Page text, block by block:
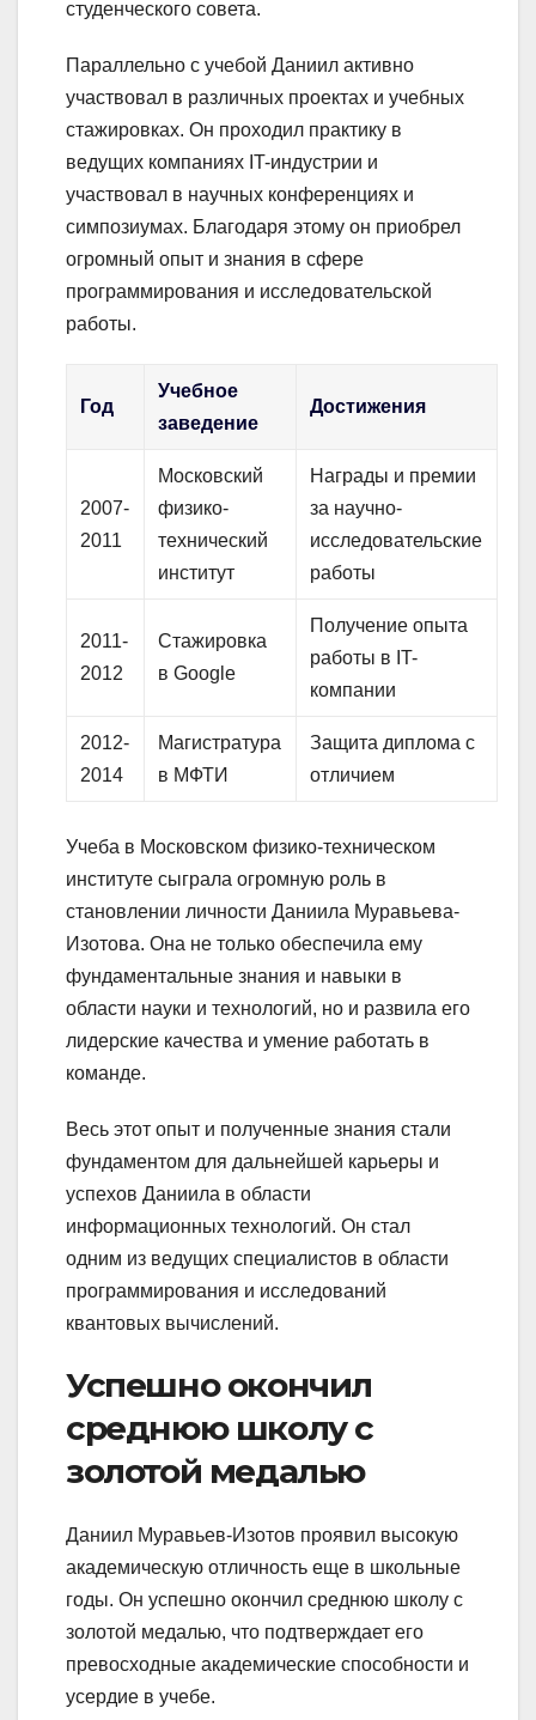
студенческого совета.
Параллельно с учебой Даниил активно
участвовал в различных проектах и учебных
стажировках. Он проходил практику в
ведущих компаниях IT-индустрии и
участвовал в научных конференциях и
симпозиумах. Благодаря этому он приобрел
огромный опыт и знания в сфере
программирования и исследовательской
работы.
Год
Учебное
заведение
Достижения
2007-
2011
Московский
физико-
технический
институт
Награды и премии
за научно-
исследовательские
работы
2011-
2012
Стажировка
в Google
Получение опыта
работы в IT-
компании
2012-
2014
Магистратура
в МФТИ
Защита диплома с
отличием
Учеба в Московском физико-техническом
институте сыграла огромную роль в
становлении личности Даниила Муравьева-
Изотова. Она не только обеспечила ему
фундаментальные знания и навыки в
области науки и технологий, но и развила его
лидерские качества и умение работать в
команде.
Весь этот опыт и полученные знания стали
фундаментом для дальнейшей карьеры и
успехов Даниила в области
информационных технологий. Он стал
одним из ведущих специалистов в области
программирования и исследований
квантовых вычислений.
Успешно окончил
среднюю школу с
золотой медалью
Даниил Муравьев-Изотов проявил высокую
академическую отличность еще в школьные
годы. Он успешно окончил среднюю школу с
золотой медалью, что подтверждает его
превосходные академические способности и
усердие в учебе.